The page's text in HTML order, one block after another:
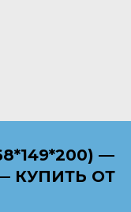
—
КУПИТЬ ОТ